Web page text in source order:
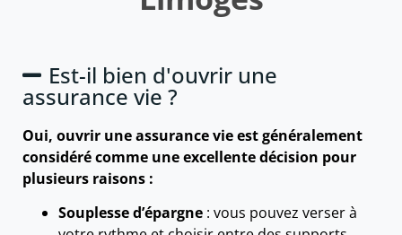
Est-il bien d'ouvrir une
assurance vie ?
Oui, ouvrir une assurance vie est généralement
considéré comme une excellente décision pour
plusieurs raisons :
Souplesse d’épargne : vous pouvez verser à